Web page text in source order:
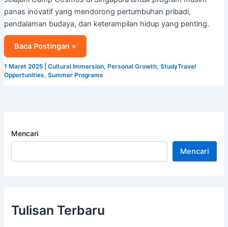
panas inovatif yang mendorong pertumbuhan pribadi,
pendalaman budaya, dan keterampilan hidup yang penting.
Program
Musim
Panas
Terbaik
Singapura
Baca Postingan »
1 Maret 2025 Cultural Immersion, Personal Growth, StudyTravel
Opportunities, Summer Programs
Mencari
Mencari
Tulisan Terbaru